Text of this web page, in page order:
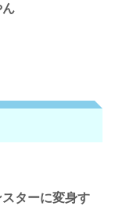
ん
ターに変身す